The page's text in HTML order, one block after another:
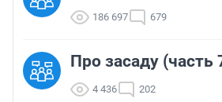
186 697 679
Про засаду (часть
4 436 202